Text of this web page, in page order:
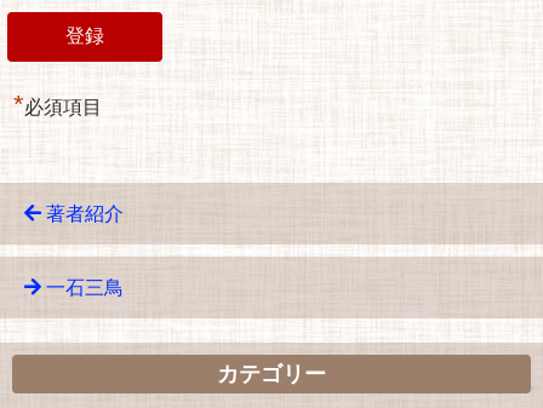
*必須項目
著者紹介
一石三鳥
カテゴリー